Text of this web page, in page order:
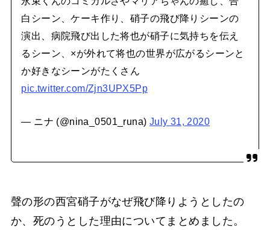
白シーン、ケーキ作り、硝子の飛び降りシーンの
演出、病院飛び出した将也が硝子に気持ちを伝え
るシーン、×が外れて将也の世界が広がるシーンと
か好きなシーンがたくさん
pic.twitter.com/Zjn3UPX5Pp
— ニナ (@nina_0501_runa) July 31, 2020
聲の形の西宮硝子がなぜ飛び降りようとしたの
か、死のうとした理由についてまとめました。